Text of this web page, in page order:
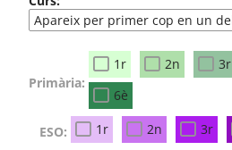
Primària:
1r 2n 3r
6è
ESO: 1r 2n 3r